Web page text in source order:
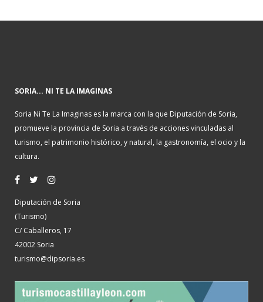
SORIA... NI TE LA IMAGINAS
Soria Ni Te La Imaginas es la marca con la que Diputación de Soria,
promueve la provincia de Soria a través de acciones vinculadas al
turismo, el patrimonio histórico, y natural, la gastronomía, el ocio y la
cultura.
Diputación de Soria
(Turismo)
C/ Caballeros, 17
42002 Soria
turismo@dipsoria.es